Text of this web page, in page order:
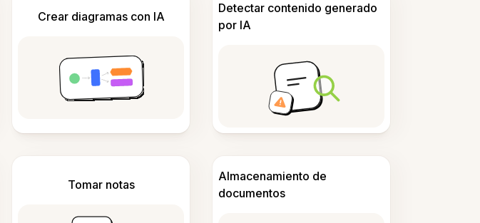
Crear diagramas con IA
Detectar contenido generado
por IA
Tomar notas
Almacenamiento de
documentos